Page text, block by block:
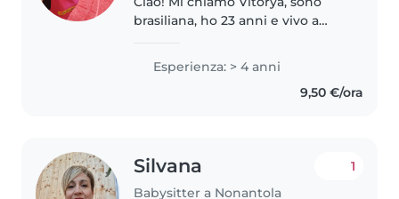
brasiliana, ho 23 anni e vivo a
dell'infanzia e un'esperienza di 5
anni nella cura dei bambini di
Esperienza: > 4 anni
9,50 €/ora
Silvana
Babysitter a Nonantola
1